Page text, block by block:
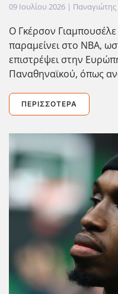
09 Ιουλίου 2026 |
Ο Γκέρσον
παραμείνει στο NBA,
επιστρέψει στην
Παναθηναϊκού, όπως
ΠΕΡΙΣΣΌΤΕΡΑ